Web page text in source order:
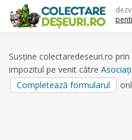
content
Susține colectaredeseuri.ro
impozitul pe venit către
Completează formularul